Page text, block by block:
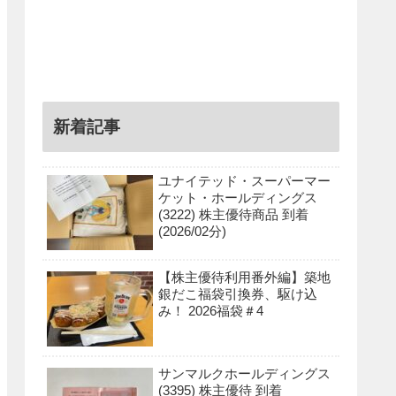
新着記事
ユナイテッド・スーパーマー
ケット・ホールディングス
(3222) 株主優待商品 到着
(2026/02分)
【株主優待利用番外編】築地
銀だこ福袋引換券、駆け込
み！ 2026福袋＃4
サンマルクホールディングス
(3395) 株主優待 到着